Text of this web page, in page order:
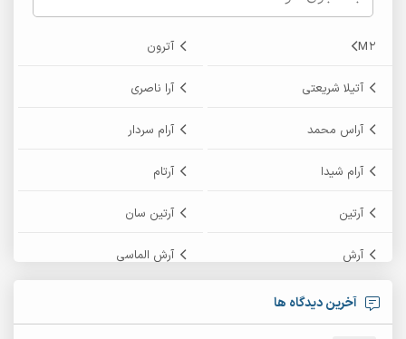
M2 آترون
آتیلا شریعتی آرا ناصری
آراس محمد آرام سردار
آرام شیدا آرتام
آرتین آرتین سان
آرش آرش الماسی
آرش امامی
آخرین دیدگاه ها